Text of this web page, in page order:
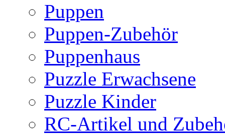
Puppen
Puppen-Zubehör
Puppenhaus
Puzzle Erwachsene
Puzzle Kinder
RC-Artikel und